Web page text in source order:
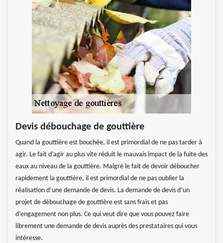
Devis débouchage de gouttière
Quand la gouttière est bouchée, il est primordial de ne pas tarder à
agir. Le fait d’agir au plus vite réduit le mauvais impact de la fuite des
eaux au niveau de la gouttière. Malgré le fait de devoir déboucher
rapidement la gouttière, il est primordial de ne pas oublier la
réalisation d’une demande de devis. La demande de devis d’un
projet de débouchage de gouttière est sans frais et pas
d’engagement non plus. Ce qui veut dire que vous pouvez faire
librement une demande de devis auprès des prestataires qui vous
intéresse.